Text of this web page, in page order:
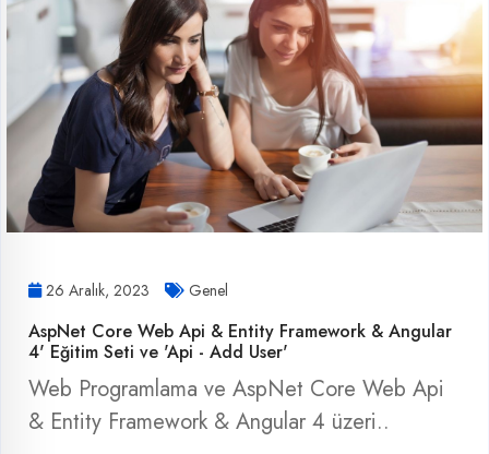
26 Aralık, 2023 Genel
AspNet Core Web Api & Entity Framework & Angular
4' Eğitim Seti ve 'Api - Add User'
Web Programlama ve AspNet Core Web Api
& Entity Framework & Angular 4 üzeri..